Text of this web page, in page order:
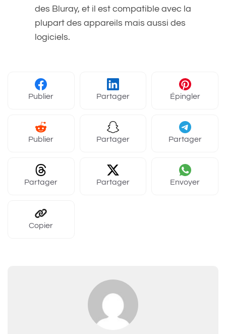
des Bluray, et il est compatible avec la
plupart des appareils mais aussi des
logiciels.
Publier Partager Épingler
Publier Partager Partager
Partager Partager Envoyer
Copier